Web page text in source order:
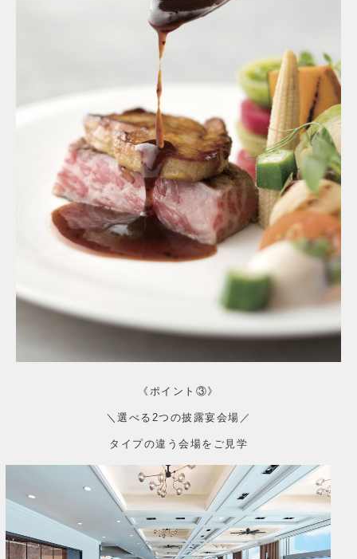
《ポイント③》
＼選べる2つの披露宴会場／
タイプの違う会場をご見学